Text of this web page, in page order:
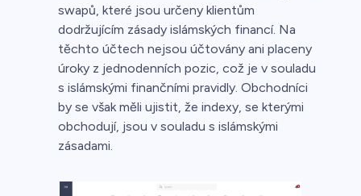
swapů, které jsou určeny klientům
dodržujícím zásady islámských financí. Na
těchto účtech nejsou účtovány ani placeny
úroky z jednodenních pozic, což je v souladu
s islámskými finančními pravidly. Obchodníci
by se však měli ujistit, že indexy, se kterými
obchodují, jsou v souladu s islámskými
zásadami.